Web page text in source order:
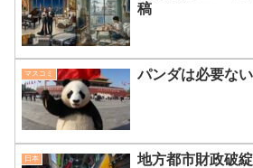
稿
マスコミ パンダは必要な
日本 地方都市財政破